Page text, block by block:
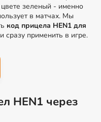
зеленый - именно
в матчах. Мы
код прицела HEN1 для
сразу применить в игре.
HEN1 через